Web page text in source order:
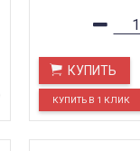
КУПИТЬ